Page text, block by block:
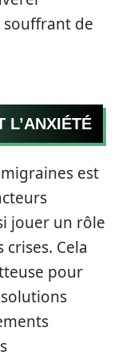
souffrant de
L’ANXIÉTÉ
est
jouer un rôle
Cela
pour